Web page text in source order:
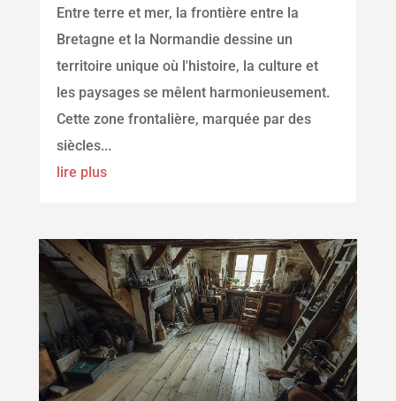
Entre terre et mer, la frontière entre la
Bretagne et la Normandie dessine un
territoire unique où l'histoire, la culture et
les paysages se mêlent harmonieusement.
Cette zone frontalière, marquée par des
siècles...
lire plus